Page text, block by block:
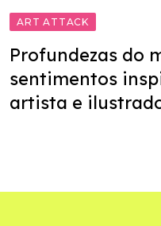
ART ATTACK
Profundezas do
sentimentos
artista e